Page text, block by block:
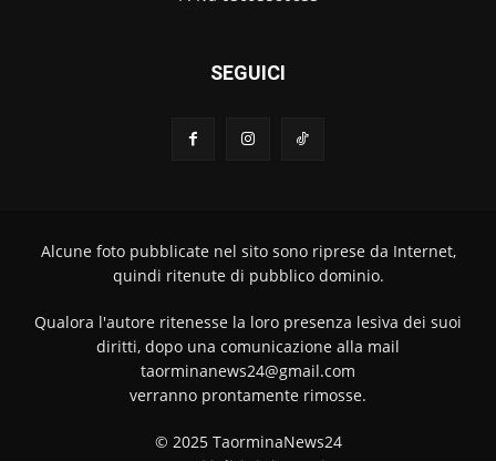
SEGUICI
Alcune foto pubblicate nel sito sono riprese da Internet,
quindi ritenute di pubblico dominio.
Qualora l'autore ritenesse la loro presenza lesiva dei suoi
diritti, dopo una comunicazione alla mail
taorminanews24@gmail.com
verranno prontamente rimosse.
© 2025 TaorminaNews24